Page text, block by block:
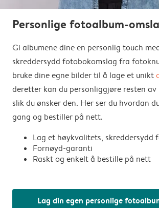
Personlige fotoalbum-
Gi albumene dine en personlig touch
skreddersydd fotobokomslag fra
bruke dine egne bilder til å lage et unikt
deretter kan du personliggjøre resten
slik du ønsker den. Her ser du hvordan
gang og bestiller på nett.
Lag et høykvalitets, skreddersydd
Fornøyd-garanti
Raskt og enkelt å bestille på nett
Lag din egen personlige